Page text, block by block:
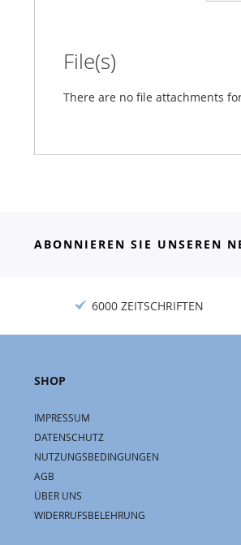
File(s)
There are no file attachments
ABONNIEREN SIE UNSEREN
6000 ZEITSCHRIFTEN
SHOP
IMPRESSUM
DATENSCHUTZ
NUTZUNGSBEDINGUNGEN
AGB
ÜBER UNS
WIDERRUFSBELEHRUNG